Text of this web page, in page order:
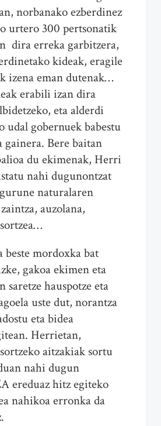
norbanako ezberdinez
urtero 300 pertsonatik
dira erreka garbitzera,
kideak, eragile
izena eman dutenak…
erabili izan dira
eta alderdi
udal gobernuek babestu
gainera. Bere baitan
du ekimenak, Herri
nahi dugunontzat
naturalaren
auzolana,
beste mordoxka bat
gakoa ekimen eta
saretze hauspotze eta
uste dut, norantza
eta bidea
Herrietan,
aitzakiak sortu
nahi dugun
ereduaz hitz egiteko
nahikoa erronka da